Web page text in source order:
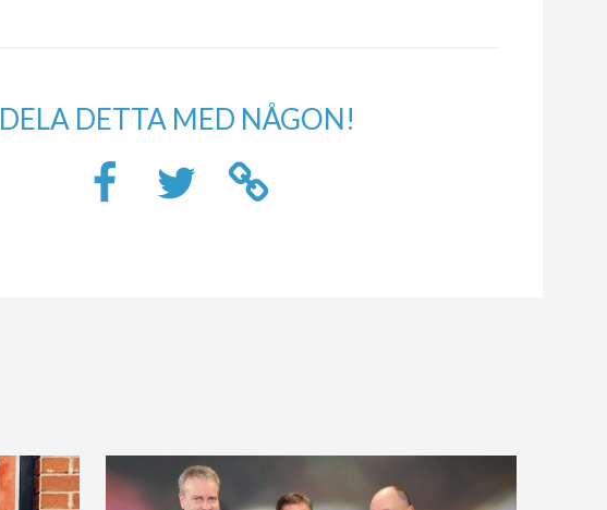
DELA DETTA MED NÅGON!